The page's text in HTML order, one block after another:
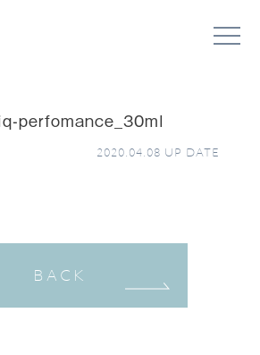
perfomance_30ml
2020.04.08 UP DATE
BACK